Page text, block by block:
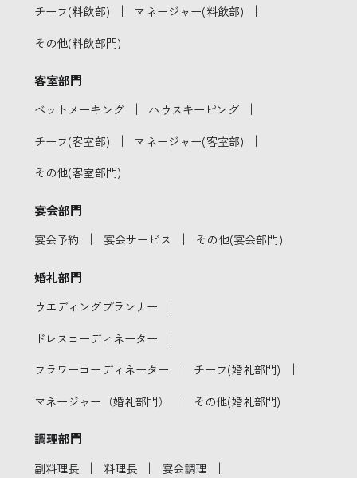
チーフ(料飲部) ｜ マネージャー(料飲部) ｜
その他(料飲部門)
客室部門
ベットメーキング ｜ ハウスキーピング ｜
チーフ(客室部) ｜ マネージャー(客室部) ｜
その他(客室部門)
宴会部門
宴会予約 ｜ 宴会サービス ｜ その他(宴会部門)
婚礼部門
ウエディングプランナー ｜
ドレスコーディネーター ｜
フラワーコーディネーター ｜ チーフ(婚礼部門) ｜
マネージャー（婚礼部門） ｜ その他(婚礼部門)
調理部門
副料理長 ｜ 料理長 ｜ 宴会調理 ｜